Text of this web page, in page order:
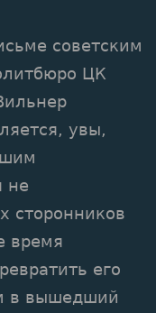
советским
ЦК
увы,
не
сторонников
время
его
в вышедший